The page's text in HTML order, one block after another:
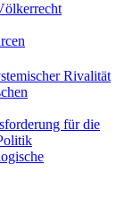
Rivalität
für die